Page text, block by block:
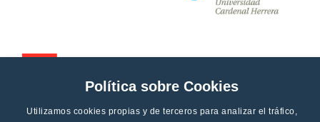
Política sobre Cookies
Utilizamos cookies propias y de terceros para analizar el tráfico,